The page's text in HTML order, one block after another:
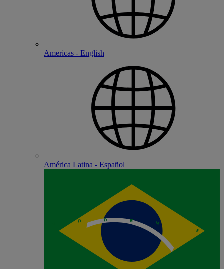
Americas - English
América Latina - Español